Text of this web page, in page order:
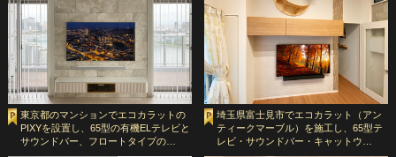
東京都のマンションでエコカラットの
PIXYを設置し、65型の有機ELテレビと
サウンドバー、フロートタイプの…
埼玉県富士見市でエコカラット（アン
ティークマーブル）を施工し、65型テ
レビ・サウンドバー・キャットウ…